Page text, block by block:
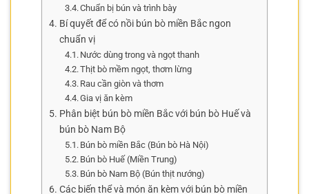
Chuẩn bị bún và trình bày
Bí quyết để có nồi bún bò miền Bắc ngon
chuẩn vị
Nước dùng trong và ngọt thanh
Thịt bò mềm ngọt, thơm lừng
Rau cần giòn và thơm
Gia vị ăn kèm
Phân biệt bún bò miền Bắc với bún bò Huế và
bún bò Nam Bộ
Bún bò miền Bắc (Bún bò Hà Nội)
Bún bò Huế (Miền Trung)
Bún bò Nam Bộ (Bún thịt nướng)
Các biến thể và món ăn kèm với bún bò miền